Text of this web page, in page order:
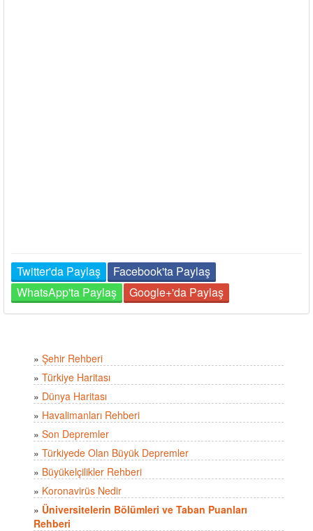
Twitter'da Paylaş
Facebook'ta Paylaş
WhatsApp'ta Paylaş
Google+'da Paylaş
» Şehir Rehberi
» Türkiye Haritası
» Dünya Haritası
» Havalimanları Rehberi
» Son Depremler
» Türkiyede Olan Büyük Depremler
» Büyükelçilikler Rehberi
» Koronavirüs Nedir
» Üniversitelerin Bölümleri ve Taban Puanları
Rehberi